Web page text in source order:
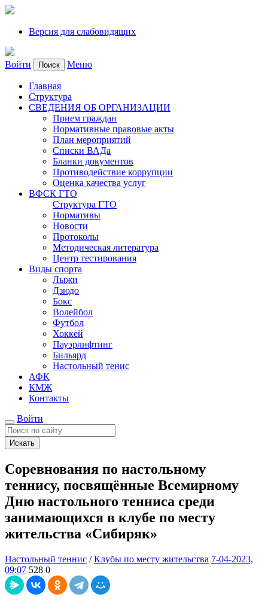
Версия для слабовидящих
Войти Поиск Меню
Главная
Структура
СВЕДЕНИЯ ОБ ОРГАНИЗАЦИИ
Прием граждан
Нормативные правовые акты
План мероприятий
Списки ВАДа
Бланки документов
Противодействие коррупции
Оценка качества услуг
ВФСК ГТО
Структура ГТО
Нормативы
Новости
Протоколы
Методическая литература
Центр тестирования
Виды спорта
Лыжи
Дзюдо
Бокс
Волейбол
Футбол
Хоккей
Пауэрлифтинг
Бильярд
Настольный тенис
АФК
КМЖ
Контакты
Войти
Искать
Соревнования по настольному
теннису, посвящённые Всемирному
Дню настольного тенниса среди
занимающихся в клубе по месту
жительства «Сибиряк»
Настольный теннис /Клубы по месту жительства 7-04-2023,
09:07 528 0